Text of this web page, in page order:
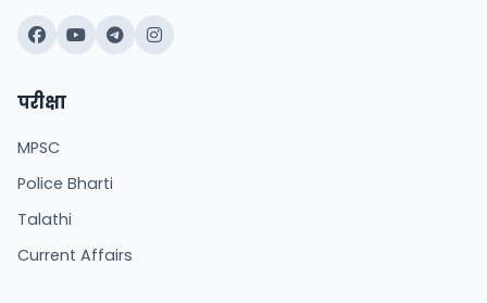
परीक्षा
MPSC
Police Bharti
Talathi
Current Affairs